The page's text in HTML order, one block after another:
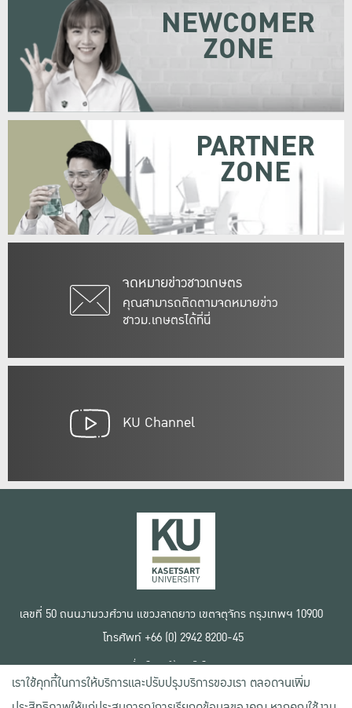
จดหมายข่าวชาวเกษตร
คุณสามารถติดตามจดหมายข่าว
ชาวม.เกษตรได้ที่นี่
NEWCOMER
ZONE
PARTNER
ZONE
KU Channel
เลขที่ 50 ถนนงามวงศ์วาน แขวงลาดยาว เขตจตุจักร กรุงเทพฯ 10900
โทรศัพท์ +66 (0) 2942 8200-45
เงื่อนไขการใช้งานเว็บไซต์
ข้อตกลงด้านสิทธิ์ใช้งาน
นโยบายความเป็นส่วนตัว
เราใช้คุกกี้ในการให้บริการและปรับปรุงบริการของเรา ตลอดจนเพิ่ม